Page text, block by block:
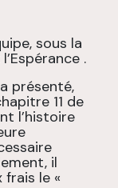
sous la
.
présenté,
11 de
l’histoire
il
frais le «